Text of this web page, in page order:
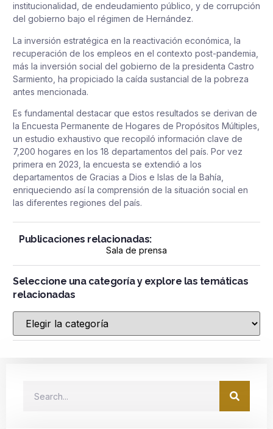
institucionalidad, de endeudamiento público, y de corrupción
del gobierno bajo el régimen de Hernández.
La inversión estratégica en la reactivación económica, la
recuperación de los empleos en el contexto post-pandemia,
más la inversión social del gobierno de la presidenta Castro
Sarmiento, ha propiciado la caída sustancial de la pobreza
antes mencionada.
Es fundamental destacar que estos resultados se derivan de
la Encuesta Permanente de Hogares de Propósitos Múltiples,
un estudio exhaustivo que recopiló información clave de
7,200 hogares en los 18 departamentos del país. Por vez
primera en 2023, la encuesta se extendió a los
departamentos de Gracias a Dios e Islas de la Bahía,
enriqueciendo así la comprensión de la situación social en
las diferentes regiones del país.
Publicaciones relacionadas:
Sala de prensa
Seleccione una categoría y explore las temáticas
relacionadas